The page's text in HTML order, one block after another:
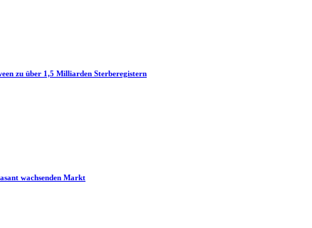
zu über 1,5 Milliarden Sterberegistern
wachsenden Markt